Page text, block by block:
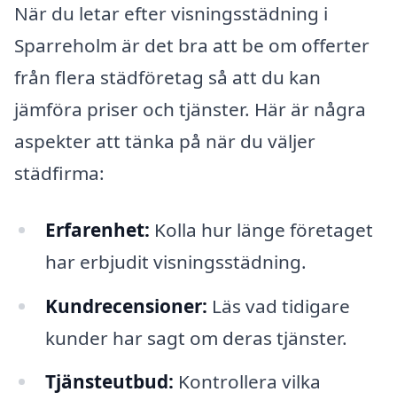
När du letar efter visningsstädning i
Sparreholm är det bra att be om offerter
från flera städföretag så att du kan
jämföra priser och tjänster. Här är några
aspekter att tänka på när du väljer
städfirma:
Erfarenhet: Kolla hur länge företaget
har erbjudit visningsstädning.
Kundrecensioner: Läs vad tidigare
kunder har sagt om deras tjänster.
Tjänsteutbud: Kontrollera vilka